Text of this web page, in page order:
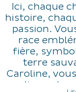
Ici, chaque
histoire,
passion.
race
fière,
terre
Caroline,
coulisses de